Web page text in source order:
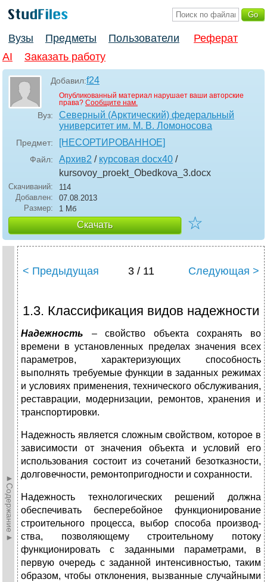
Вузы Предметы Пользователи
Реферат
AI
Заказать работу
Добавил:f24
Опубликованный материал нарушает ваши авторские
права? Сообщите нам.
Вуз:
Северный (Арктический) федеральный
университет им. М. В. Ломоносова
Предмет: [НЕСОРТИРОВАННОЕ]
Файл: Архив2 / курсовая docx40 /
kursovoy_proekt_Obedkova_3.docx
Скачиваний:
114
Добавлен:
07.08.2013
Размер:
1 Мб
Скачать ☆
►Содержание►
< Предыдущая 3 / 11 Следующая >
1.3. Классификация видов надежности
Надежность
– свойство объекта сохранять во
времени в установленных пределах значения всех
параметров, характеризующих способность
выполнять требуемые функции в заданных режимах
и условиях применения, технического обслуживания,
реставрации, модернизации, ремонтов, хранения и
транспортировки.
Надежность является сложным свойством, которое в
зависимости от значения объекта и условий его
использования состоит из сочетаний безотказности,
долговечности, ремонтопригодности и сохранности.
Надежность технологиче­ских решений должна
обеспечивать бесперебойное функцио­нирование
строительного процесса, выбор способа производ­
ства, позволяющему строительному потоку
функционировать с заданными параметрами, в
первую очередь с заданной ин­тенсивностью, таким
образом, чтобы отклонения, вызванные случайными